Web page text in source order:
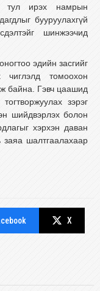
тул ирэх намрын
бууруулахгүй
шинжээчид
эдийн засгийг
чиглэлд томоохон
байна. Гэвч цаашид
зэрэг
шийдвэрлэх болон
хэрхэн даван
шалтгаалахаар
X